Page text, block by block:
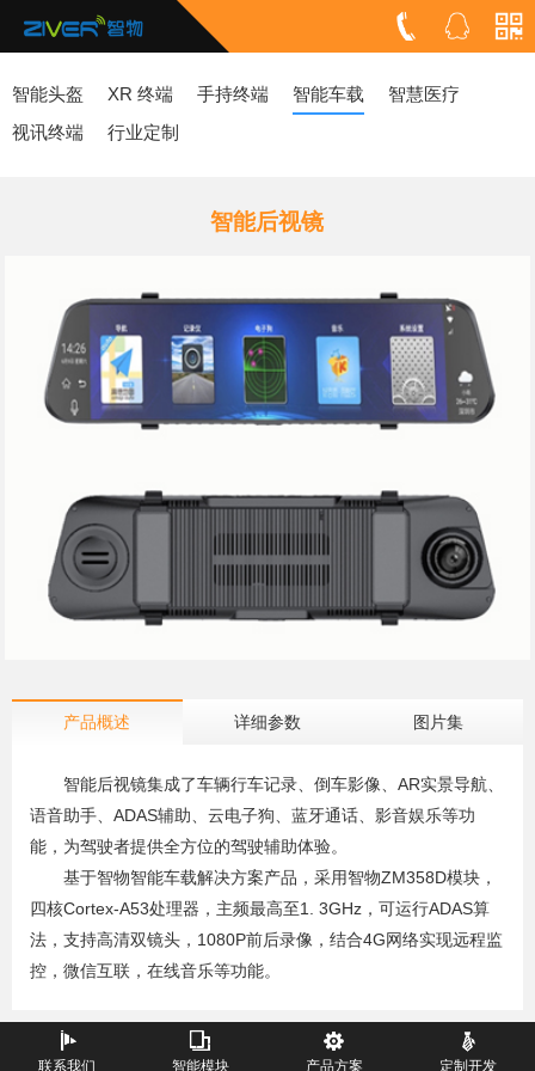
智能头盔 XR 终端 手持终端 智能车载
智慧医疗
视讯终端
行业定制
智能后视镜
产品概述 详细参数 图片集
智能后视镜集成了车辆行车记录、倒车影像、AR实景导航、
语音助手、ADAS辅助、云电子狗、蓝牙通话、影音娱乐等功
能，为驾驶者提供全方位的驾驶辅助体验。
基于智物智能车载解决方案产品，采用智物ZM358D模块，
四核Cortex-A53处理器，主频最高至1. 3GHz，可运行ADAS算
法，支持高清双镜头，1080P前后录像，结合4G网络实现远程监
控，微信互联，在线音乐等功能。
联系我们 智能模块 产品方案 定制开发